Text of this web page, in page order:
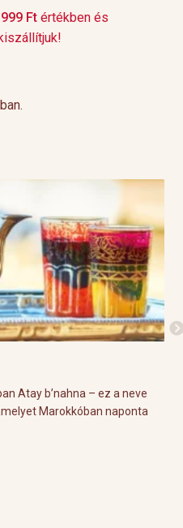
Ftértékben és
Atay b’nahna – ez a neve
Marokkóban naponta